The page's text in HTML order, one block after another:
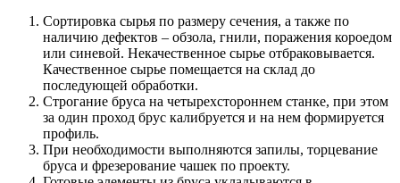
Сортировка сырья по размеру сечения, а также по
наличию дефектов – обзола, гнили, поражения короедом
или синевой. Некачественное сырье отбраковывается.
Качественное сырье помещается на склад до
последующей обработки.
Строгание бруса на четырехстороннем станке, при этом
за один проход брус калибруется и на нем формируется
профиль.
При необходимости выполняются запилы, торцевание
бруса и фрезерование чашек по проекту.